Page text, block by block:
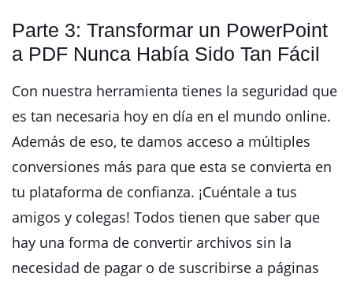
Parte 3: Transformar un PowerPoint
a PDF Nunca Había Sido Tan Fácil
Con nuestra herramienta tienes la seguridad que
es tan necesaria hoy en día en el mundo online.
Además de eso, te damos acceso a múltiples
conversiones más para que esta se convierta en
tu plataforma de confianza. ¡Cuéntale a tus
amigos y colegas! Todos tienen que saber que
hay una forma de convertir archivos sin la
necesidad de pagar o de suscribirse a páginas